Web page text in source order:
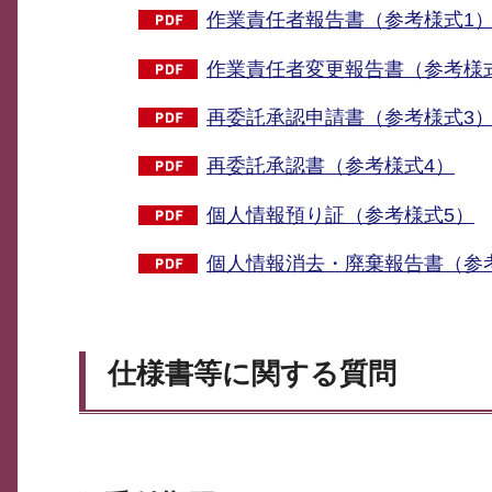
作業責任者報告書（参考様式1）
作業責任者変更報告書（参考様
再委託承認申請書（参考様式3）
再委託承認書（参考様式4）
個人情報預り証（参考様式5）
個人情報消去・廃棄報告書（参
仕様書等に関する質問